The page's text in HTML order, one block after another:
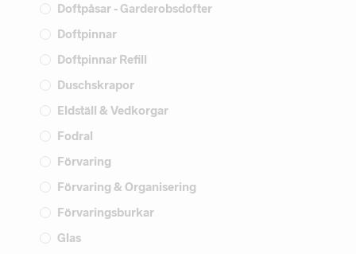
Doftpåsar - Garderobsdofter
Doftpinnar
Doftpinnar Refill
Duschskrapor
Eldställ & Vedkorgar
Fodral
Förvaring
Förvaring & Organisering
Förvaringsburkar
Glas